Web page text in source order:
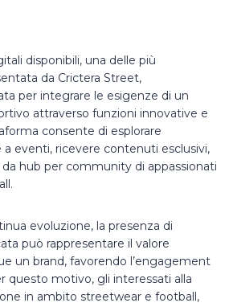
disponibili, una delle più
da Crictera Street,
per integrare le esigenze di un
attraverso funzioni innovative e
consente di esplorare
a eventi, ricevere contenuti esclusivi,
hub per community di appassionati
evoluzione, la presenza di
può rappresentare il valore
un brand, favorendo l’engagement
questo motivo, gli interessati alla
in ambito streetwear e football,